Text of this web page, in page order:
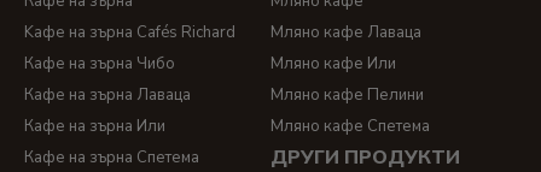
Kафе на зърна Cafés Richard
Кафе на зърна Чибо
Кафе на зърна Лаваца
Кафе на зърна Или
Кафе на зърна Спетема
Мляно кафе Лаваца
Мляно кафе Или
Мляно кафе Пелини
Мляно кафе Спетема
ДРУГИ ПРОДУКТИ